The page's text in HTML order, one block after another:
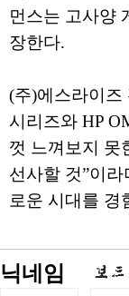
먼스는 고사양
장한다.
(주)에스라이즈
시리즈와 HP
껏 느껴보지 못
선사할 것”이
로운 시대를 경
닉네임